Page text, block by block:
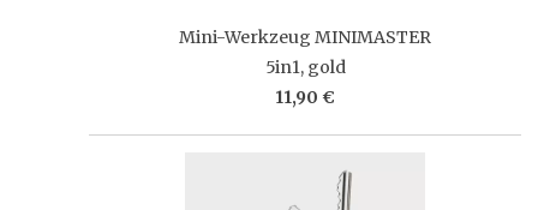
Mini-Werkzeug MINIMASTER
5in1, gold
11,90 €